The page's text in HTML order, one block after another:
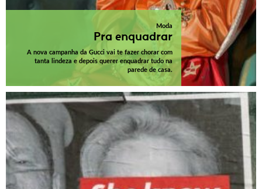
Moda
Pra enquadrar
A nova campanha da Gucci vai te fazer chorar com
tanta lindeza e depois querer enquadrar tudo na
parede de casa.